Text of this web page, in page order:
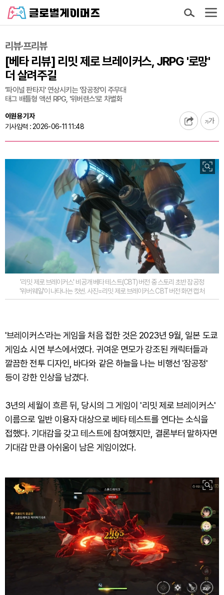
리뷰·프리뷰
[베타 리뷰] 리밋 제로 브레이커스, JRPG '로망'
더 살려주길
'파이널 판타지' 연상시키는 '잠공정'이 주무대
태그 배틀형 액션 RPG, '위버랜스'로 차별화
이원용 기자
기사입력 : 2026-06-11 11:48
'리밋 제로 브레이커스' 비공개 베타 테스트(CBT) 버전 중 스토리 초반 잠공정
'위버웨일'이 나타나는 컷씬. 사진=리밋 제로 브레이커스 CBT 버전 화면 캡처
'브레이커스'라는 게임을 처음 접한 것은 2023년 9월, 일본 도쿄
게임쇼 시연 부스에서였다. 귀여운 면모가 강조된 캐릭터들과
깔끔한 전투 디자인, 바다와 같은 하늘을 나는 비행선 '잠공정'
등이 강한 인상을 남겼다.
3년의 세월이 흐른 뒤, 당시의 그 게임이 '리밋 제로 브레이커스'
이름으로 일반 이용자 대상으로 베타 테스트를 연다는 소식을
접했다. 기대감을 갖고 테스트에 참여했지만, 결론부터 말하자면
기대감 만큼 아쉬움이 남은 게임이었다.